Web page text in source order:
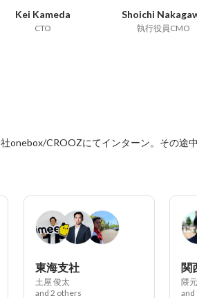
Kei Kameda
CTO
Shoichi
執行役員CMO
onebox/CROOZにてインターン。その途中
東海支社
土屋 俊太
and 2 others
関
隈
and